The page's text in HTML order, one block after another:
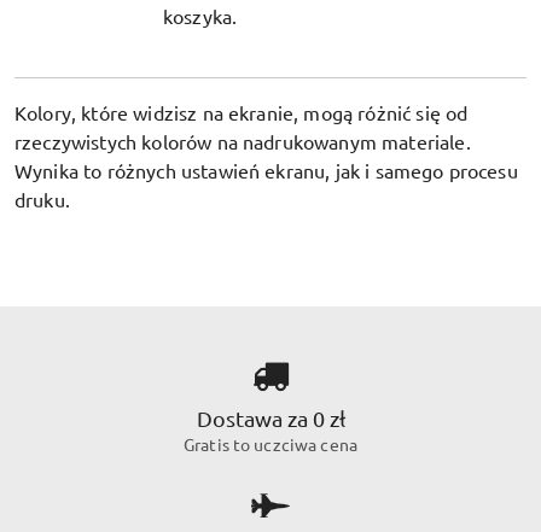
koszyka.
Kolory, które widzisz na ekranie, mogą różnić się od
rzeczywistych kolorów na nadrukowanym materiale.
Wynika to różnych ustawień ekranu, jak i samego procesu
druku.
Dostawa za 0 zł
Gratis to uczciwa cena